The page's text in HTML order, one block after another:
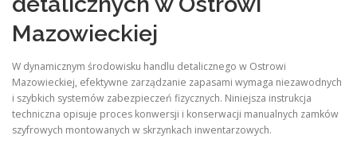
Mazowieckiej
W dynamicznym środowisku handlu detalicznego w Ostrowi
Mazowieckiej, efektywne zarządzanie zapasami wymaga niezawodnych
i szybkich systemów zabezpieczeń fizycznych. Niniejsza instrukcja
techniczna opisuje proces konwersji i konserwacji manualnych zamków
szyfrowych montowanych w skrzynkach inwentarzowych.